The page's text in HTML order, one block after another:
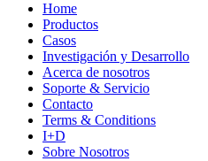
Home
Productos
Casos
Investigación y Desarrollo
Acerca de nosotros
Soporte & Servicio
Contacto
Terms & Conditions
I+D
Sobre Nosotros